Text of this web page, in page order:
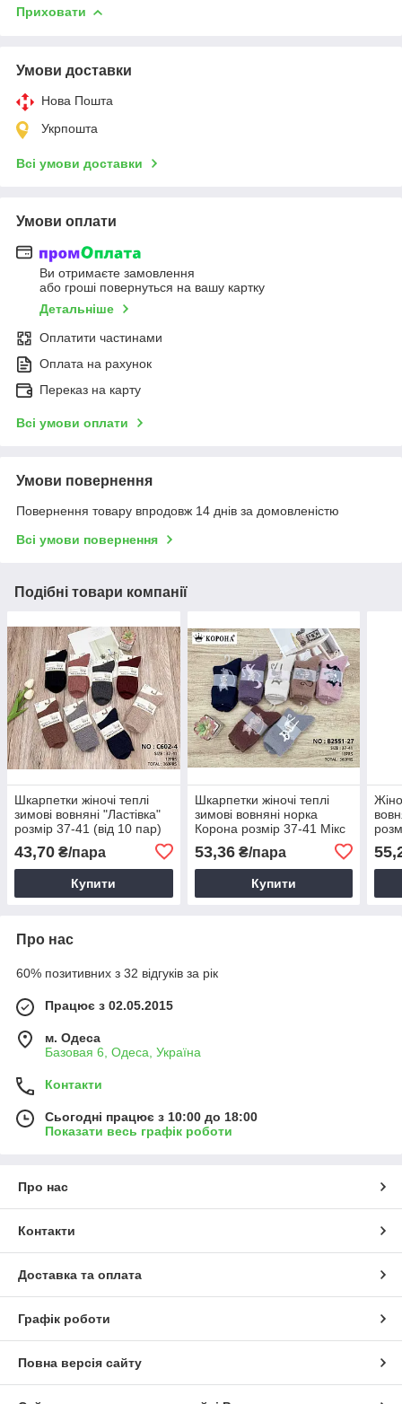
Приховати
Умови доставки
Нова Пошта
Укрпошта
Всі умови доставки
Умови оплати
Ви отримаєте замовлення
або гроші повернуться на вашу картку
Детальніше
Оплатити частинами
Оплата на рахунок
Переказ на карту
Всі умови оплати
Умови повернення
Повернення товару впродовж 14 днів за домовленістю
Всі умови повернення
Подібні товари компанії
Шкарпетки жіночі теплі
зимові вовняні "Ластівка"
розмір 37-41 (від 10 пар)
43,70 ₴/пара
Купити
Шкарпетки жіночі теплі
зимові вовняні норка
Корона розмір 37-41 Мікс
53,36₴/пара
Купити
Про нас
60% позитивних з 32 відгуків за рік
Працює з 02.05.2015
м. Одеса
Базовая 6, Одеса, Україна
Контакти
Сьогодні працює з 10:00 до 18:00
Показати весь графік роботи
Про нас
Контакти
Доставка та оплата
Графік роботи
Повна версія сайту